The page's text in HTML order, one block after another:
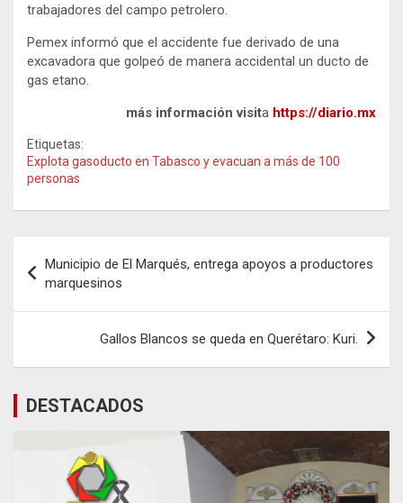
trabajadores del campo petrolero.
Pemex informó que el accidente fue derivado de una
excavadora que golpeó de manera accidental un ducto de
gas etano.
más información visita https://diario.mx
Etiquetas:
Explota gasoducto en Tabasco y evacuan a más de 100
personas
de
entradas
Municipio de El Marqués, entrega apoyos a productores
marquesinos
Gallos Blancos se queda en Querétaro: Kuri.
DESTACADOS